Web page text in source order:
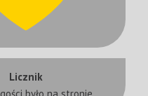
Licznik